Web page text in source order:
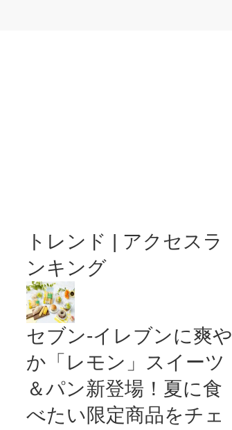
トレンド | アクセスラ
ンキング
セブン‐イレブンに爽や
か「レモン」スイーツ
＆パン新登場！夏に食
べたい限定商品をチェ